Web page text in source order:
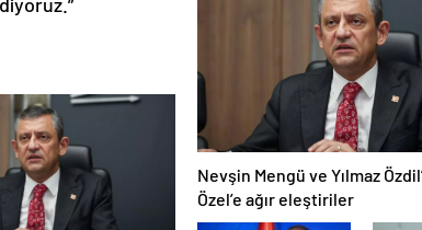
Nevşin Mengü ve Yılmaz
Özel’e ağır eleştiriler